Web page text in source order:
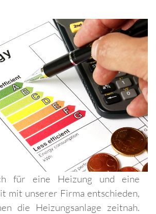
für eine Heizung und eine
mit unserer Firma entschieden,
die Heizungsanlage zeitnah.